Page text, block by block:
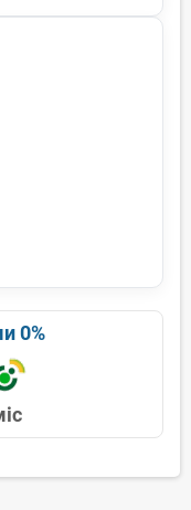
0%